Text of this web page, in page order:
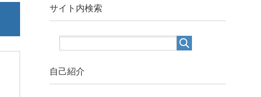
サイト内検索
自己紹介